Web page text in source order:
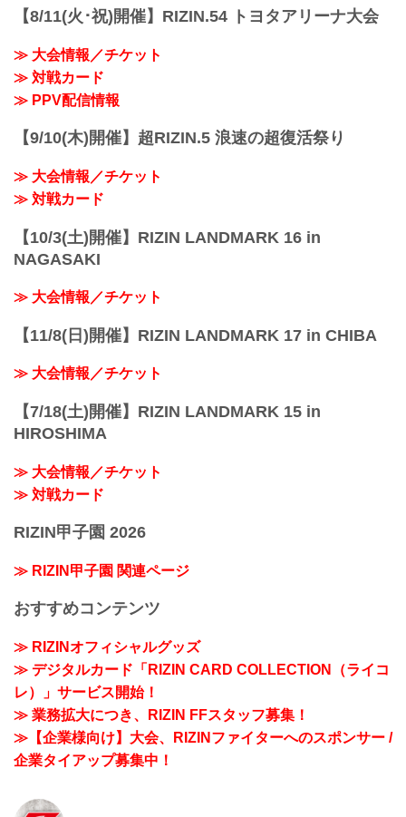
テージサイドS席31900円、ステージサイ
ドA席15400円のお席位置に該当する）お
ラス、ぴあをご利用のお客様につ...
【8/11(火･祝)開催】RIZIN.54 トヨタアリーナ大会
≫ 大会情報／チケット
≫ 対戦カード
≫ PPV配信情報
【9/10(木)開催】超RIZIN.5 浪速の超復活祭り
≫ 大会情報／チケット
≫ 対戦カード
【10/3(土)開催】RIZIN LANDMARK 16 in
NAGASAKI
≫ 大会情報／チケット
【11/8(日)開催】RIZIN LANDMARK 17 in CHIBA
≫ 大会情報／チケット
【7/18(土)開催】RIZIN LANDMARK 15 in
HIROSHIMA
≫ 大会情報／チケット
≫ 対戦カード
RIZIN甲子園 2026
≫ RIZIN甲子園 関連ページ
おすすめコンテンツ
≫ RIZINオフィシャルグッズ
≫ デジタルカード「RIZIN CARD COLLECTION（ライコ
レ）」サービス開始！
≫ 業務拡大につき、RIZIN FFスタッフ募集！
≫【企業様向け】大会、RIZINファイターへのスポンサー /
企業タイアップ募集中！